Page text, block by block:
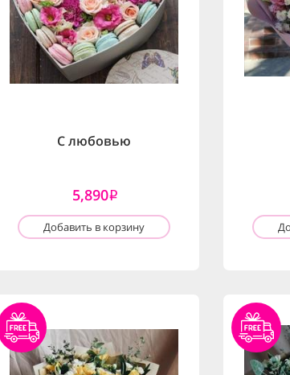
С любовью
5,890i
Добавить в корзину